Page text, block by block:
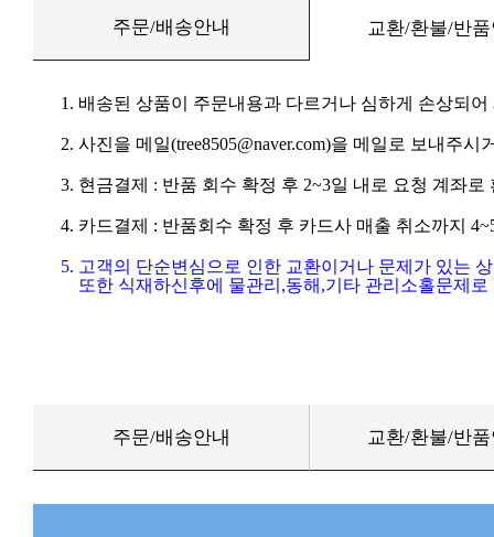
주문/배송안내 교환/환불/반
1. 배송된 상품이 주문내용과 다르거나 심하게 손상되
2. 사진을 메일(tree8505@naver.com)을 메일로 보내주시
3. 현금결제 : 반품 회수 확정 후 2~3일 내로 요청 계좌로
4. 카드결제 : 반품회수 확정 후 카드사 매출 취소까지
5. 고객의 단순변심으로 인한 교환이거나 문제가 있는
또한 식재하신후에 물관리,동해,기타 관리소홀문제로
주문/배송안내 교환/환불/반